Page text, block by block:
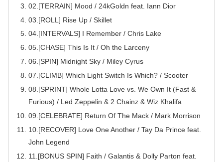
02.[TERRAIN] Mood / 24kGoldn feat. Iann Dior
03.[ROLL] Rise Up / Skillet
04.[INTERVALS] I Remember / Chris Lake
05.[CHASE] This Is It / Oh the Larceny
06.[SPIN] Midnight Sky / Miley Cyrus
07.[CLIMB] Which Light Switch Is Which? / Scooter
08.[SPRINT] Whole Lotta Love vs. We Own It (Fast &
Furious) / Led Zeppelin & 2 Chainz & Wiz Khalifa
09.[CELEBRATE] Return Of The Mack / Mark Morrison
10.[RECOVER] Love One Another / Tay Da Prince feat.
John Legend
11.[BONUS SPIN] Faith / Galantis & Dolly Parton feat.